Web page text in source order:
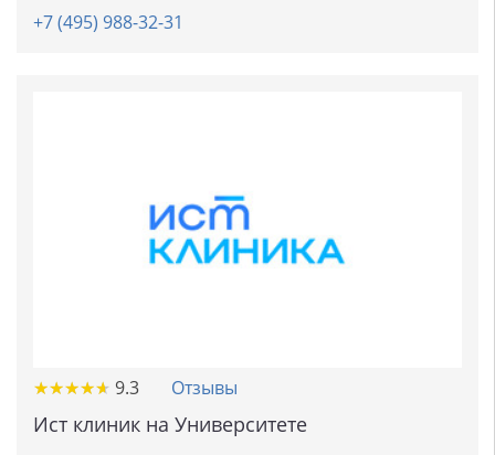
+7 (495) 988-32-31
★★★★★
★★★★★ 9.3 Отзывы
Ист клиник на Университете